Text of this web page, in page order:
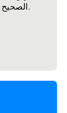
الصحيح على السحابة النقطية الجاهزة للتصور.